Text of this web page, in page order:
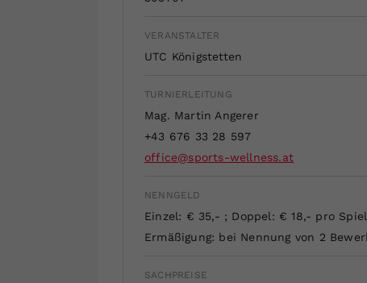
VERANSTALTER
UTC Königstetten
TURNIERLEITUNG
Mag. Martin Angerer
+43 676 33 28 597
office@sports-wellness.at
NENNGELD
Einzel: € 35,- ; Doppel: € 18,- pro
Ermäßigung: bei Nennung von 2
SACHPREISE